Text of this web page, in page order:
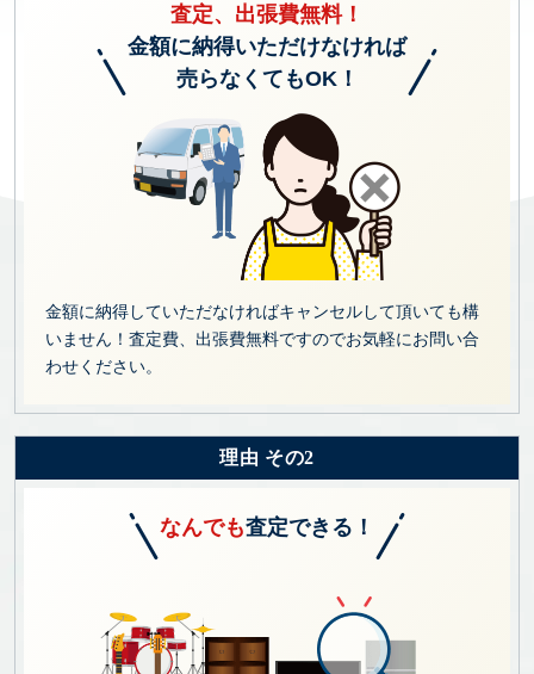
査定、出張費無料！
金額に納得いただけなければ
売らなくてもOK！
金額に納得していただなければキャンセルして頂いても構
いません！査定費、出張費無料ですのでお気軽にお問い合
わせください。
理由 その2
なんでも査定できる！